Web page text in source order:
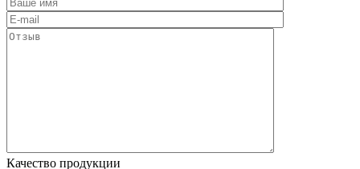
Качество продукции